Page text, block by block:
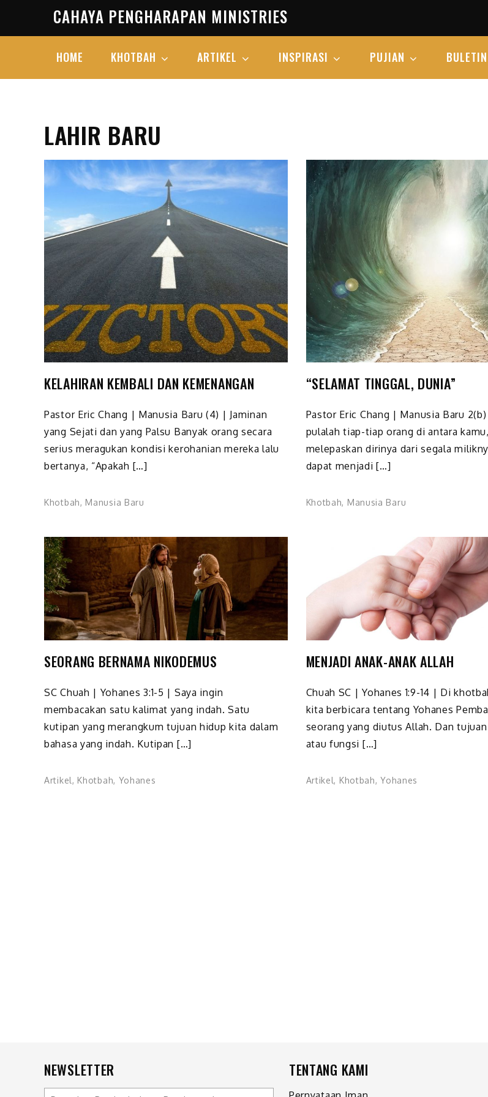
content
CAHAYA PENGHARAPAN MINISTRIES
HOME KHOTBAH ARTIKEL INSPIRASI PUJIAN BULETIN
LAHIR BARU
KELAHIRAN KEMBALI DAN KEMENANGAN
Pastor Eric Chang | Manusia Baru (4) | Jaminan
yang Sejati dan yang Palsu Banyak orang secara
serius meragukan kondisi kerohanian mereka lalu
bertanya, “Apakah […]
Khotbah, Manusia Baru
“SELAMAT TINGGAL, DUNIA”
Pastor Eric Chang | Manusia Baru
pulalah tiap-tiap orang di antara
melepaskan dirinya dari segala
dapat menjadi […]
Khotbah, Manusia Baru
SEORANG BERNAMA NIKODEMUS
SC Chuah | Yohanes 3:1-5 | Saya ingin
membacakan satu kalimat yang indah. Satu
kutipan yang merangkum tujuan hidup kita dalam
bahasa yang indah. Kutipan […]
Artikel, Khotbah, Yohanes
MENJADI ANAK-ANAK ALLAH
Chuah SC | Yohanes 1:9-14 | Di
kita berbicara tentang Yohanes
seorang yang diutus Allah. Dan
atau fungsi […]
Artikel, Khotbah,Yohanes
NEWSLETTER TENTANG KAMI